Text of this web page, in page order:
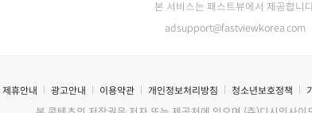
본 서비스는 패스트뷰에서 제공합니
adsupport@fastviewkorea.com
제휴안내 광고안내 이용약관 개인정보처리방침 청소년보호정책